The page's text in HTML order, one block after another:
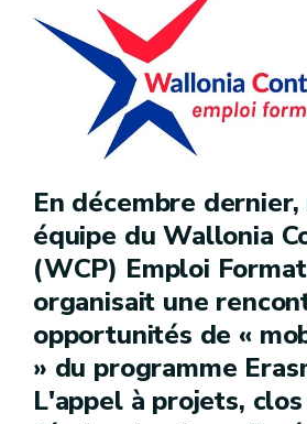
En décembre
équipe du Wallonia
(WCP) Emploi
organisait une
opportunités de «
» du programme
L'appel à projets,